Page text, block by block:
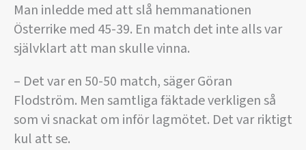
Man inledde med att slå hemmanationen
Österrike med 45-39. En match det inte alls var
självklart att man skulle vinna.
– Det var en 50-50 match, säger Göran
Flodström. Men samtliga fäktade verkligen så
som vi snackat om inför lagmötet. Det var riktigt
kul att se.